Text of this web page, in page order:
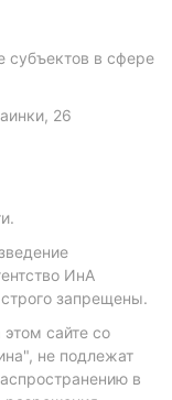
субъектов в сфере
26
ИнА
запрещены.
сайте со
не подлежат
в